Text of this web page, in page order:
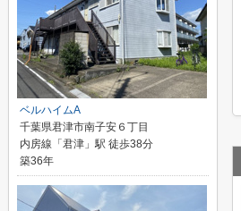
ベルハイムA
千葉県君津市南子安６丁目
内房線「君津」駅 徒歩38分
築36年